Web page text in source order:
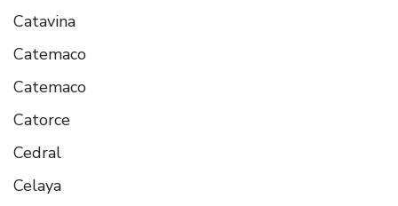
Catavina
Catemaco
Catemaco
Catorce
Cedral
Celaya